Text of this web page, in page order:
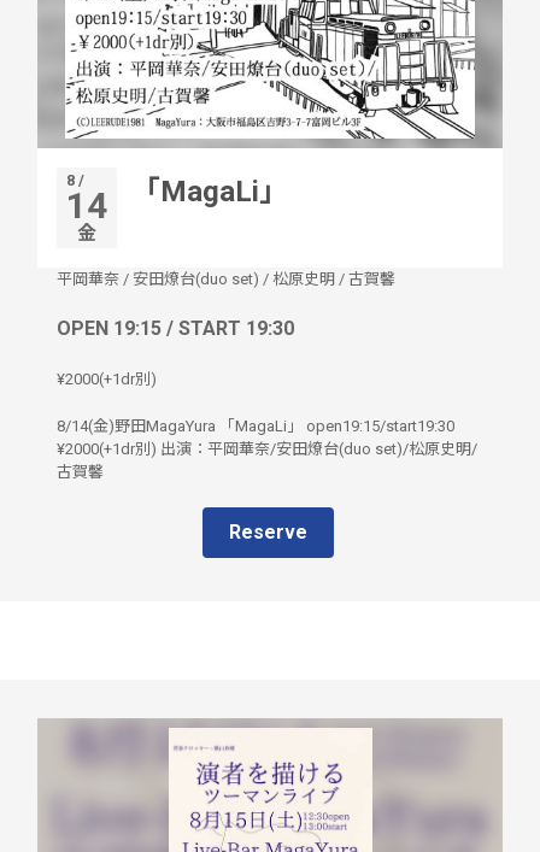
8 /
14
金
「MagaLi」
平岡華奈 / 安田燎台(duo set) / 松原史明 / 古賀馨
OPEN 19:15 / START 19:30
¥2000(+1dr別)
8/14(金)野田MagaYura 「MagaLi」 open19:15/start19:30
¥2000(+1dr別) 出演：平岡華奈/安田燎台(duo set)/松原史明/
古賀馨
Reserve